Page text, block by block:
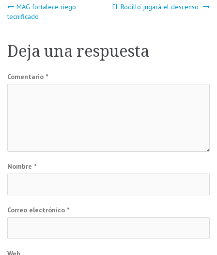
Navegación
entradas
MAG fortalece riego
tecnificado
El ‘Rodillo’ jugará el descenso
Deja una respuesta
Comentario *
Nombre *
Correo electrónico *